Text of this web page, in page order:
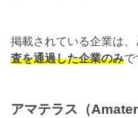
掲載されている企業は
査を通過した企業のみで
アマテラス（